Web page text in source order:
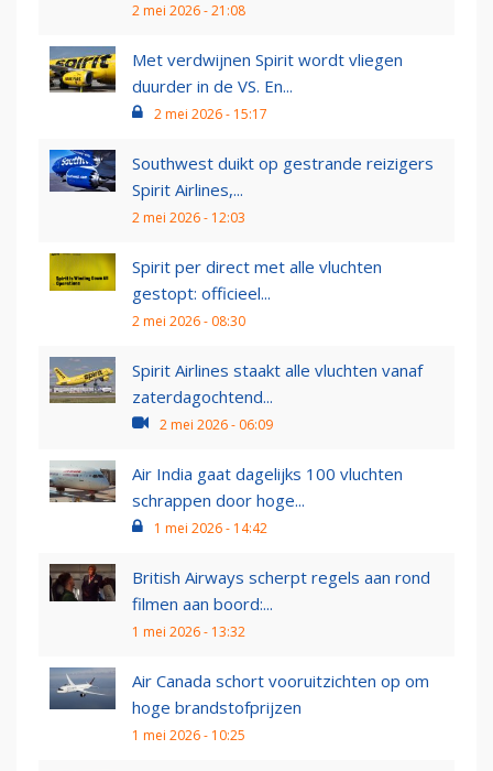
2 mei 2026 - 21:08
Met verdwijnen Spirit wordt vliegen
duurder in de VS. En...
2 mei 2026 - 15:17
Southwest duikt op gestrande reizigers
Spirit Airlines,...
2 mei 2026 - 12:03
Spirit per direct met alle vluchten
gestopt: officieel...
2 mei 2026 - 08:30
Spirit Airlines staakt alle vluchten vanaf
zaterdagochtend...
2 mei 2026 - 06:09
Air India gaat dagelijks 100 vluchten
schrappen door hoge...
1 mei 2026 - 14:42
British Airways scherpt regels aan rond
filmen aan boord:...
1 mei 2026 - 13:32
Air Canada schort vooruitzichten op om
hoge brandstofprijzen
1 mei 2026 - 10:25